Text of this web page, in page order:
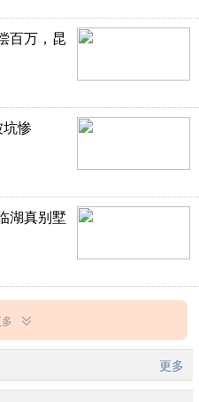
百万，昆
惨
湖真别墅
更多